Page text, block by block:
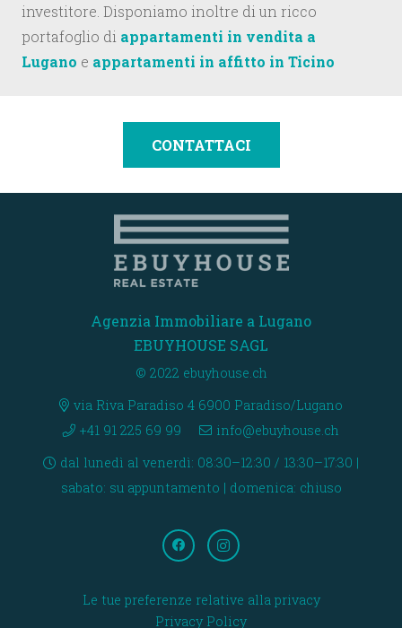
investitore. Disponiamo inoltre di un ricco
portafoglio di appartamenti in vendita a
Lugano e appartamenti in affitto in Ticino
CONTATTACI
Agenzia Immobiliare a Lugano
EBUYHOUSE SAGL
© 2022 ebuyhouse.ch
via Riva Paradiso 4 6900 Paradiso/Lugano
+41 91 225 69 99
info@ebuyhouse.ch
dal lunedì al venerdì: 08:30–12:30 / 13:30–17:30 |
sabato: su appuntamento | domenica: chiuso
Le tue preferenze relative alla privacy
Privacy Policy